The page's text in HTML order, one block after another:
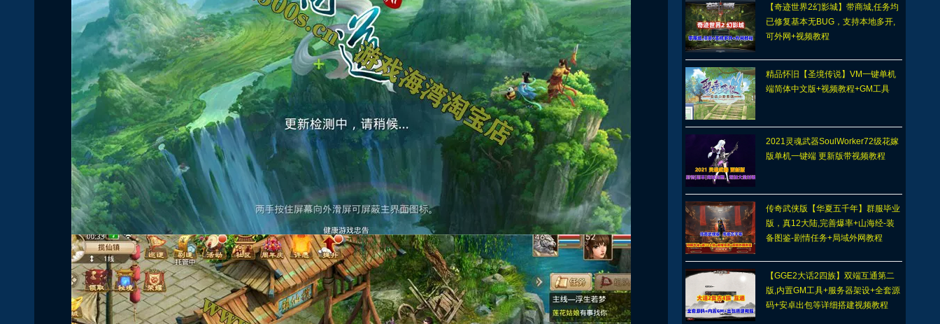
【奇迹世界2幻影城】带商城,任务均
已修复基本无BUG，支持本地多开,
可外网+视频教程
精品怀旧【圣境传说】VM一键单机
端简体中文版+视频教程+GM工具
2021灵魂武器SoulWorker72级花嫁
版单机一键端 更新版带视频教程
传奇武侠版【华夏五千年】群服毕业
版，真12大陆,完善爆率+山海经-装
备图鉴-剧情任务+局域外网教程
【GGE2大话2四族】双端互通第二
版,内置GM工具+服务器架设+全套源
码+安卓出包等详细搭建视频教程